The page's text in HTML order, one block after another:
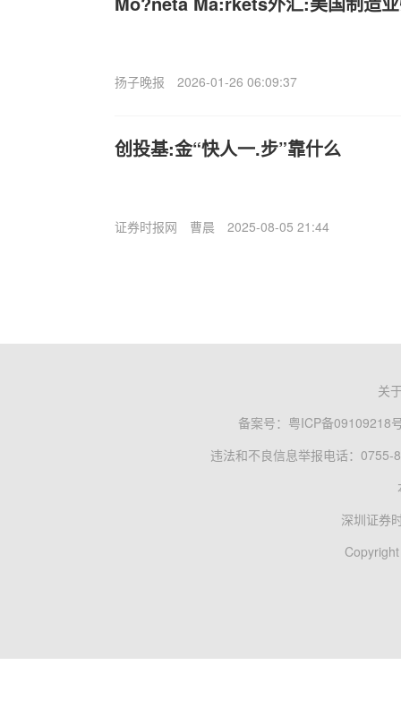
扬子晚报 2026-01-26 06:09:37
创投基:金“快人一.步”靠什么
证券时报网 曹晨 2025-08-05 21:44
关
备案号： 粤ICP备09109218
违法和不良信息举报电话：0755-
深圳证券